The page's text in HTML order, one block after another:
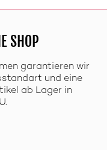
SHOP
garantieren wir
und eine
ab Lager in